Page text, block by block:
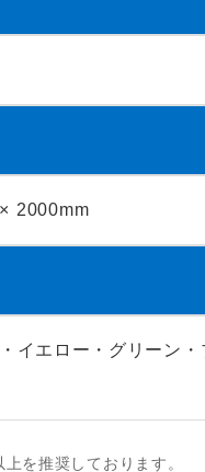
2000mm
イエロー・グリーン・
を推奨しております。